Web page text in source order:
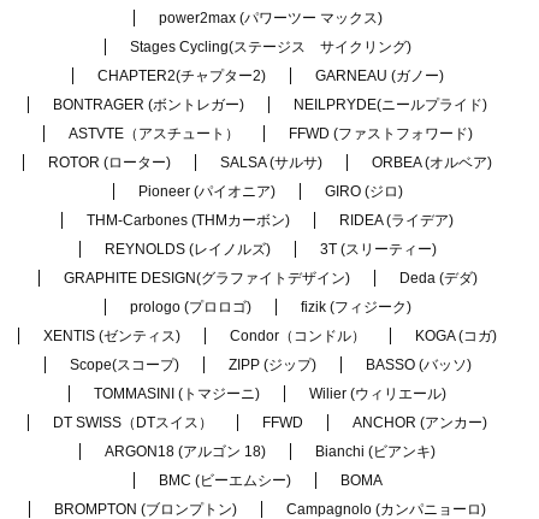
power2max (パワーツー マックス)
Stages Cycling(ステージス サイクリング)
CHAPTER2(チャプター2)
GARNEAU (ガノー)
BONTRAGER (ボントレガー)
NEILPRYDE(ニールプライド)
ASTVTE（アスチュート）
FFWD (ファストフォワード)
ROTOR (ローター)
SALSA (サルサ)
ORBEA (オルベア)
Pioneer (パイオニア)
GIRO (ジロ)
THM-Carbones (THMカーボン)
RIDEA (ライデア)
REYNOLDS (レイノルズ)
3T (スリーティー)
GRAPHITE DESIGN(グラファイトデザイン)
Deda (デダ)
prologo (プロロゴ)
fizik (フィジーク)
XENTIS (ゼンティス)
Condor（コンドル）
KOGA (コガ)
Scope(スコープ)
ZIPP (ジップ)
BASSO (バッソ)
TOMMASINI (トマジーニ)
Wilier (ウィリエール)
DT SWISS（DTスイス）
FFWD
ANCHOR (アンカー)
ARGON18 (アルゴン 18)
Bianchi (ビアンキ)
BMC (ビーエムシー)
BOMA
BROMPTON (ブロンプトン)
Campagnolo (カンパニョーロ)